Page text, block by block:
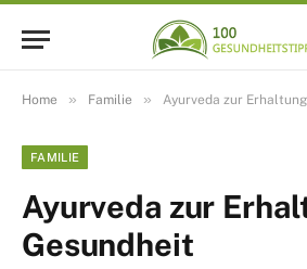
Home » Familie » Ayurveda zur
FAMILIE
Ayurveda zur
Gesundheit